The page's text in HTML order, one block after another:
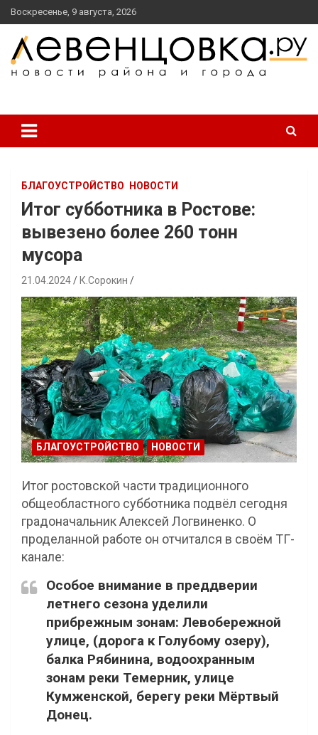
перейти
к
содержанию
Воскресенье, 9 августа, 2026
БЛАГОУСТРОЙСТВО НОВОСТИ
Итог субботника в Ростове:
вывезено более 260 тонн
мусора⠀
21.04.2024 К.Сорокин
БЛАГОУСТРОЙСТВО НОВОСТИ
Итог ростовской части традиционного
общеобластного субботника подвёл сегодня
градоначальник Алексей Логвиненко. О
проделанной работе он отчитался в своём ТГ-
канале:
Особое внимание в преддверии
летнего сезона уделили
прибрежным зонам: Левобережной
улице, (дорога к Голубому озеру),
балка Рябинина, водоохранным
зонам реки Темерник, улице
Кумженской, берегу реки Мёртвый
Донец. ⠀